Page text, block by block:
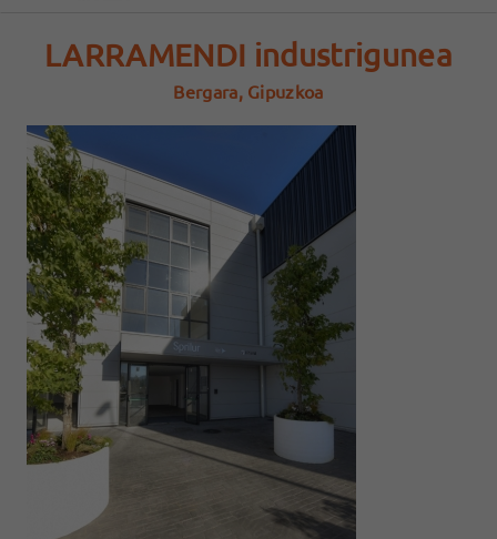
LARRAMENDI industrigunea
Bergara, Gipuzkoa